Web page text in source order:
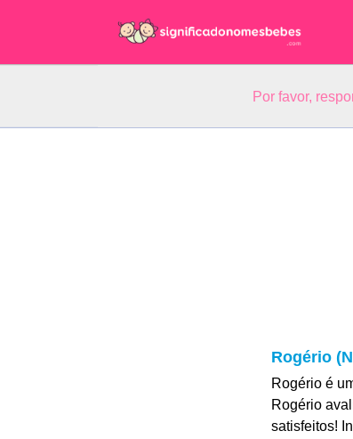
Por favor,
Rogério
Rogério é
Rogério
satisfeitos!